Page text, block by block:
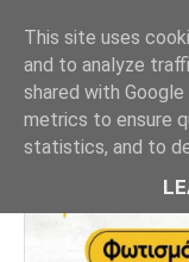
This site uses
and to analyze
shared with
metrics to ensure
statistics, and to